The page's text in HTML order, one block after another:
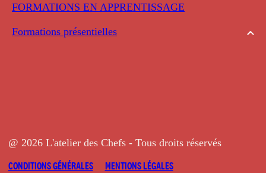
FORMATIONS EN APPRENTISSAGE
Formations présentielles
@ 2026 L'atelier des Chefs - Tous droits réservés
CONDITIONS GÉNÉRALES
MENTIONS LÉGALES